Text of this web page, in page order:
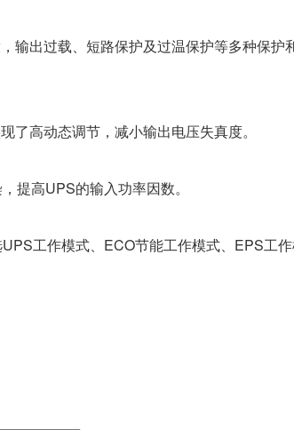
输出过载、短路保护及过温保护等多种保护
高动态调节，减小输出电压失真度。
提高UPS的输入功率因数。
工作模式、ECO节能工作模式、EPS工